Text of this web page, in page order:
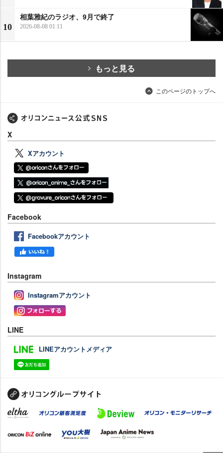
10
相葉雅紀のラジオ、9月で終了
2026-08-08 01:11
もっと見る
このページのトップへ
X
Xアカウント
Facebook
Facebookアカウント
Instagram
Instagramアカウント
LINE
LINEアカウントメディア